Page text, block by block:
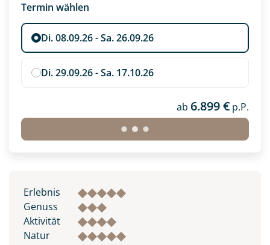
Termin wählen
Di. 08.09.26 - Sa. 26.09.26
Di. 29.09.26 - Sa. 17.10.26
ab 6.899 € p.P.
Erlebnis
Genuss
Aktivität
Natur